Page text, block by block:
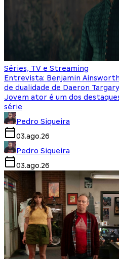
Séries, TV e Streaming
Entrevista: Benjamin
de dualidade de Daeron
Jovem ator é um dos
série
Pedro Siqueira
03.ago.26
Pedro Siqueira
03.ago.26